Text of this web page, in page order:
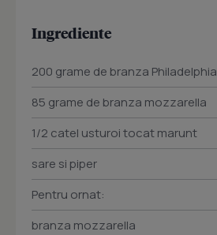
Ingrediente
200 grame de branza Philadelphia
85 grame de branza mozzarella
1/2 catel usturoi tocat marunt
sare si piper
Pentru ornat:
branza mozzarella